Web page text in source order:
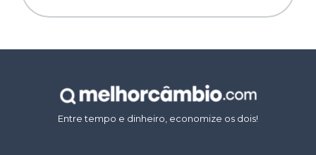
Entre tempo e dinheiro, economize os dois!